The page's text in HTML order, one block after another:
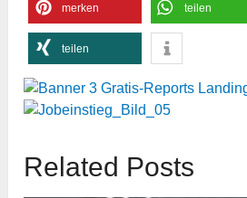
merken teilen
teilen
Related Posts